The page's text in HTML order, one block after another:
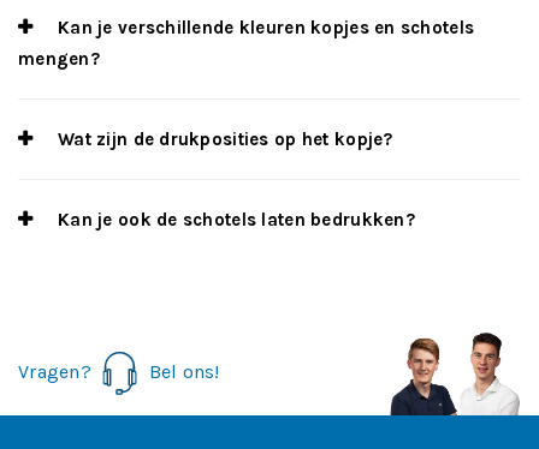
Kan je verschillende kleuren kopjes en schotels
mengen?
Wat zijn de drukposities op het kopje?
Kan je ook de schotels laten bedrukken?
Vragen? Bel ons!